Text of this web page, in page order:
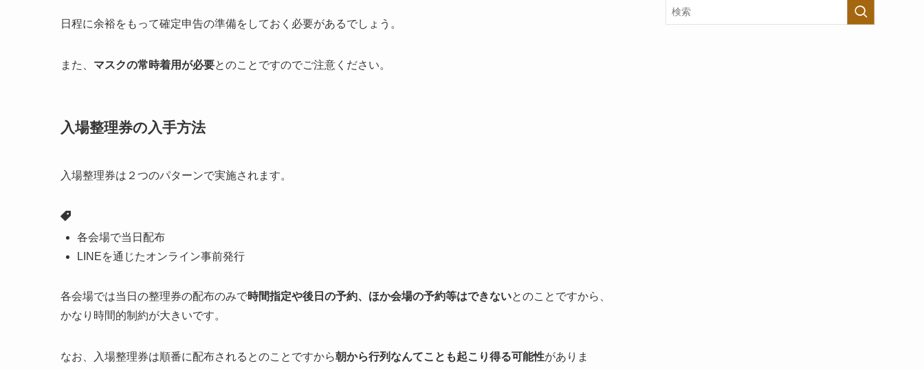
日程に余裕をもって確定申告の準備をしておく必要があるでしょう。
また、 マスクの常時着用が必要とのことですのでご注意ください。
入場整理券の入手方法
入場整理券は２つのパターンで実施されます。
各会場で当日配布
LINEを通じたオンライン事前発行
各会場では当日の整理券の配布のみで時間指定や後日の予約、ほか会場の予約等はできないとのことですから、
かなり時間的制約が大きいです。
なお、入場整理券は順番に配布されるとのことですから朝から行列なんてことも起こり得る可能性がありま
ー
で